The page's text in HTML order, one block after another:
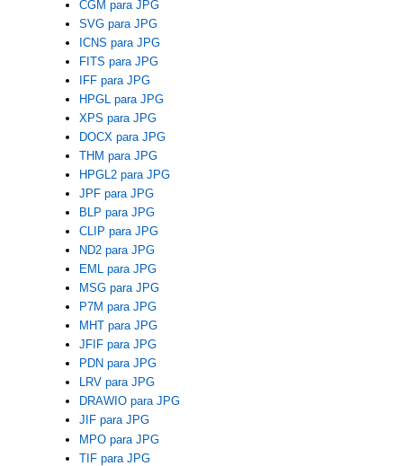
CGM para JPG
SVG para JPG
ICNS para JPG
FITS para JPG
IFF para JPG
HPGL para JPG
XPS para JPG
DOCX para JPG
THM para JPG
HPGL2 para JPG
JPF para JPG
BLP para JPG
CLIP para JPG
ND2 para JPG
EML para JPG
MSG para JPG
P7M para JPG
MHT para JPG
JFIF para JPG
PDN para JPG
LRV para JPG
DRAWIO para JPG
JIF para JPG
MPO para JPG
TIF para JPG